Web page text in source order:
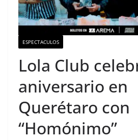
ESPECTACULOS
Lola Club
aniversario en
Querétaro con
“Homónimo”